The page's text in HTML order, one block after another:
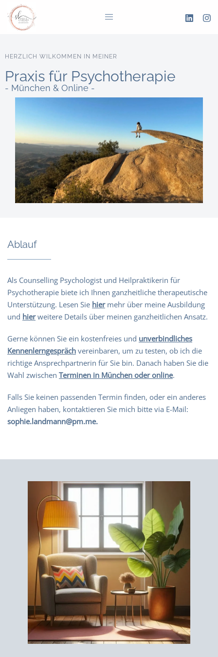
HERZLICH WILKOMMEN IN MEINER
Praxis für Psychotherapie
- München & Online -
Ablauf
Als Counselling Psychologist und Heilpraktikerin für
Psychotherapie biete ich Ihnen ganzheitliche therapeutische
Unterstützung. Lesen Sie hiermehr über meine Ausbildung
und hierweitere Details über meinen ganzheitlichen Ansatz.
Gerne können Sie ein kostenfreies und unverbindliches
Kennenlerngespräch vereinbaren, um zu testen, ob ich die
richtige Ansprechpartnerin für Sie bin. Danach haben Sie die
Wahl zwischen Terminen in München oder online.
Falls Sie keinen passenden Termin finden, oder ein anderes
Anliegen haben, kontaktieren Sie mich bitte via E-Mail:
sophie.landmann@pm.me.